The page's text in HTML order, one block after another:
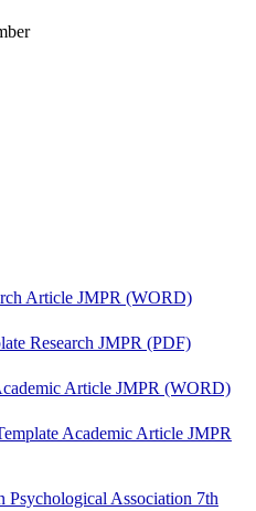
Article JMPR (WORD)
Research JMPR (PDF)
Article JMPR (WORD)
Academic Article JMPR
Association 7th